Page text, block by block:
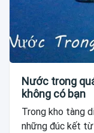
Nước trong
không có bạn
Trong kho tàng
những đúc kết